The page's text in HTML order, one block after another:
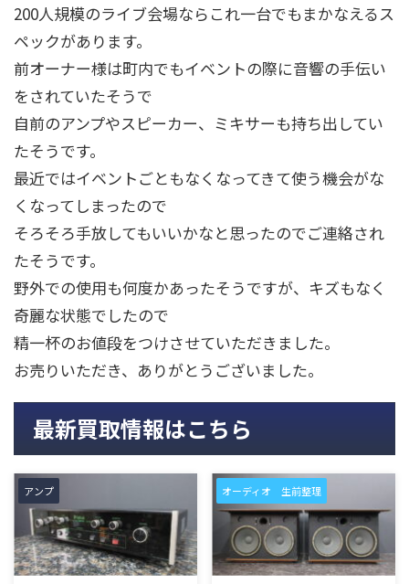
200人規模のライブ会場ならこれ一台でもまかなえるス
ペックがあります。
前オーナー様は町内でもイベントの際に音響の手伝い
をされていたそうで
自前のアンプやスピーカー、ミキサーも持ち出してい
たそうです。
最近ではイベントごともなくなってきて使う機会がな
くなってしまったので
そろそろ手放してもいいかなと思ったのでご連絡され
たそうです。
野外での使用も何度かあったそうですが、キズもなく
奇麗な状態でしたので
精一杯のお値段をつけさせていただきました。
お売りいただき、ありがとうございました。
最新買取情報はこちら
アンプ オーディオ 生前整理